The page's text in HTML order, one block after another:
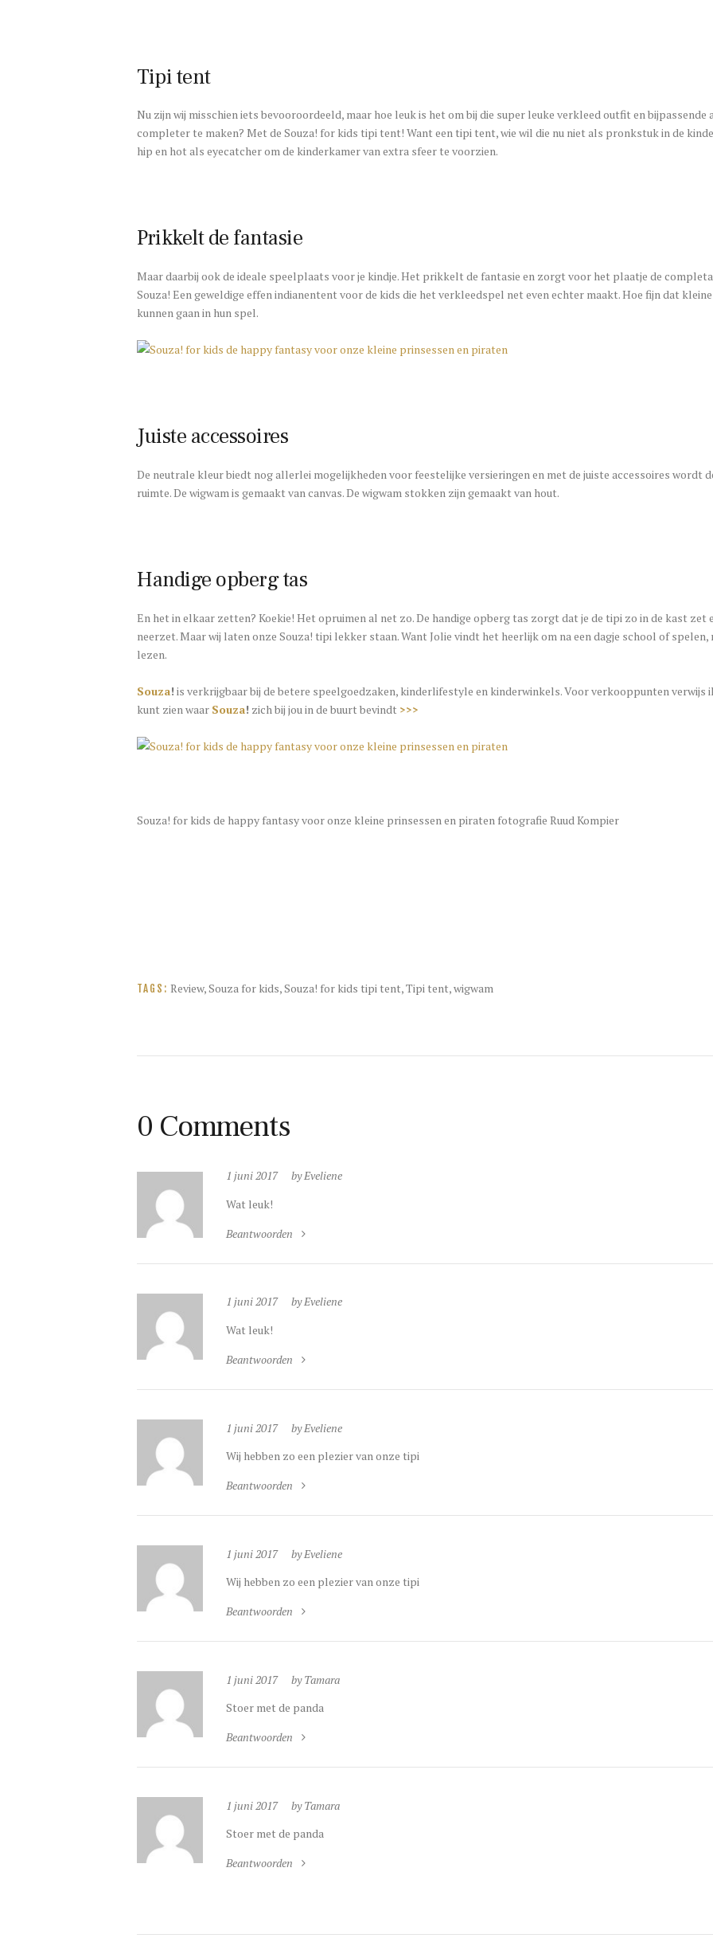
Tipi tent
Nu zijn wij misschien iets bevooroordeeld, maar hoe leuk is het om bij die super leuke verkleed outfit en
completer te maken? Met de Souza! for kids tipi tent! Want een tipi tent, wie wil die nu niet als pronkstuk in de
hip en hot als eyecatcher om de kinderkamer van extra sfeer te voorzien.
Prikkelt de fantasie
Maar daarbij ook de ideale speelplaats voor je kindje. Het prikkelt de fantasie en zorgt voor het plaatje de
Souza! Een geweldige effen indianentent voor de kids die het verkleedspel net even echter maakt. Hoe fijn dat
kunnen gaan in hun spel.
Juiste accessoires
De neutrale kleur biedt nog allerlei mogelijkheden voor feestelijke versieringen en met de juiste accessoires wordt
ruimte. De wigwam is gemaakt van canvas. De wigwam stokken zijn gemaakt van hout.
Handige opberg tas
En het in elkaar zetten? Koekie! Het opruimen al net zo. De handige opberg tas zorgt dat je de tipi zo in de kast zet
neerzet. Maar wij laten onze Souza! tipi lekker staan. Want Jolie vindt het heerlijk om na een dagje school of spelen,
lezen.
Souza! is verkrijgbaar bij de betere speelgoedzaken, kinderlifestyle en kinderwinkels. Voor verkooppunten verwijs
kunt zien waar Souza! zich bij jou in de buurt bevindt >>>
Souza! for kids de happy fantasy voor onze kleine prinsessen en piraten fotografie Ruud Kompier
TAGS: Review,Souza for kids,Souza! for kids tipi tent,Tipi tent,wigwam
0 Comments
1 juni 2017
by Eveliene
Wat leuk!
Beantwoorden
1 juni 2017
by Eveliene
Wat leuk!
Beantwoorden
1 juni 2017
by Eveliene
Wij hebben zo een plezier van onze tipi
Beantwoorden
1 juni 2017
by Eveliene
Wij hebben zo een plezier van onze tipi
Beantwoorden
1 juni 2017
by Tamara
Stoer met de panda
Beantwoorden
1 juni 2017
by Tamara
Stoer met de panda
Beantwoorden